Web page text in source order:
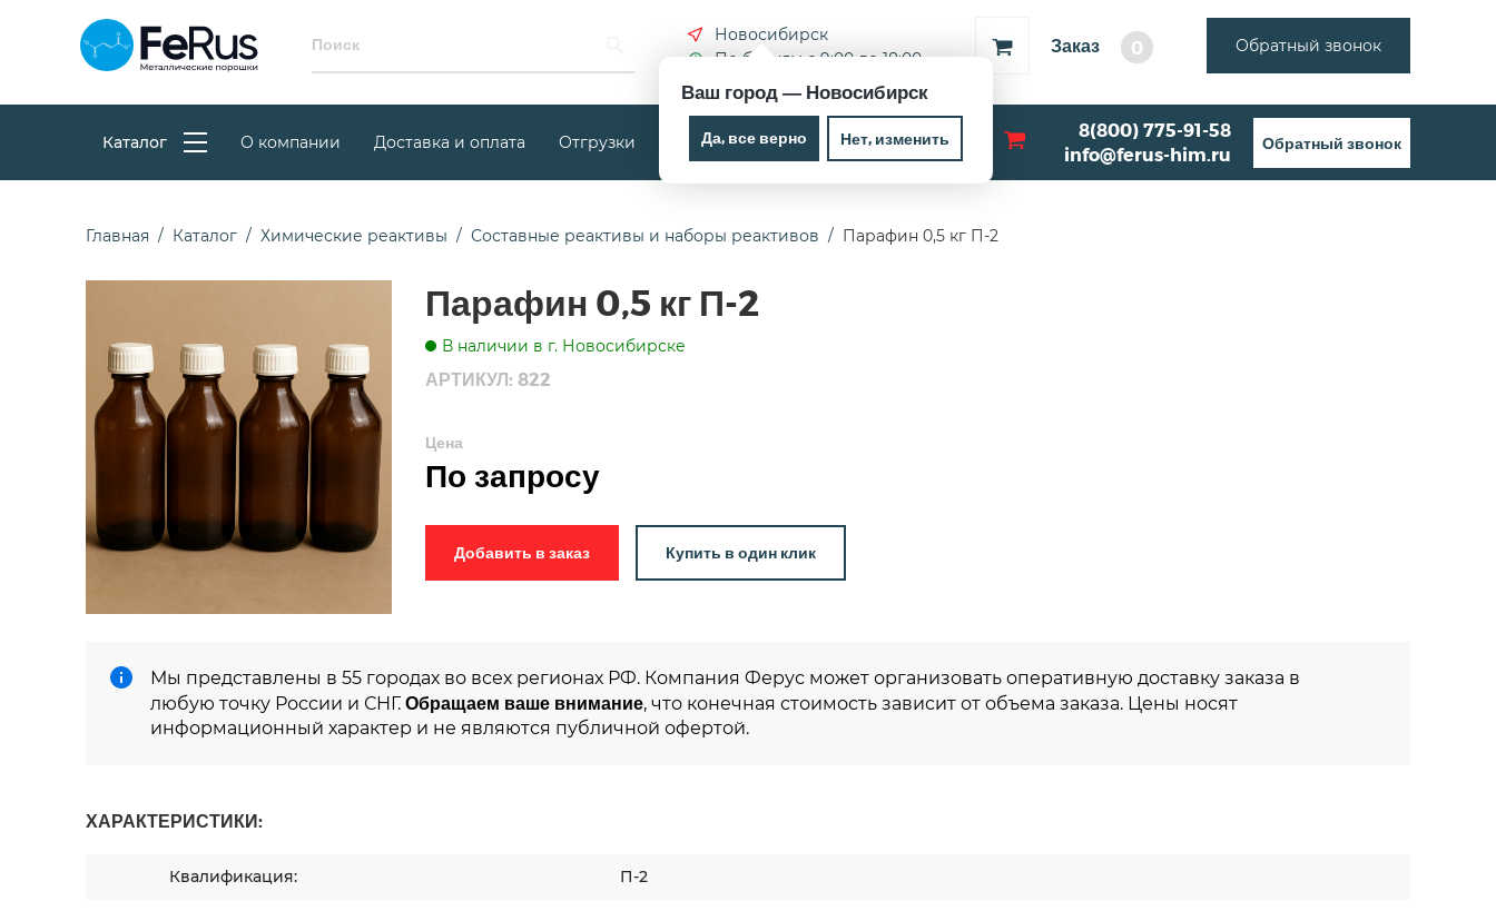
Новосибирск
Ваш город — Новосибирск
Да, все верно Нет, изменить
По будням с 9:00 до 18:00
Заказ 0 Обратный звонок
Каталог О компании Доставка и оплата Отгрузки Новости Контакты
8(800) 775-91-58
info@ferus-him.ru
Обратный звонок
Главная Каталог Химические реактивы Составные реактивы и наборы реактивов Парафин 0,5 кг П-2
Парафин 0,5 кг П-2
В наличии в г. Новосибирске
АРТИКУЛ: 822
Цена
По запросу
Добавить в заказ Купить в один клик
Мы представлены в 55 городах во всех регионах РФ. Компания Ферус может организовать оперативную доставку заказа в
любую точку России и СНГ. Обращаем ваше внимание, что конечная стоимость зависит от объема заказа. Цены носят
информационный характер и не являются публичной офертой.
ХАРАКТЕРИСТИКИ:
Квалификация: П-2